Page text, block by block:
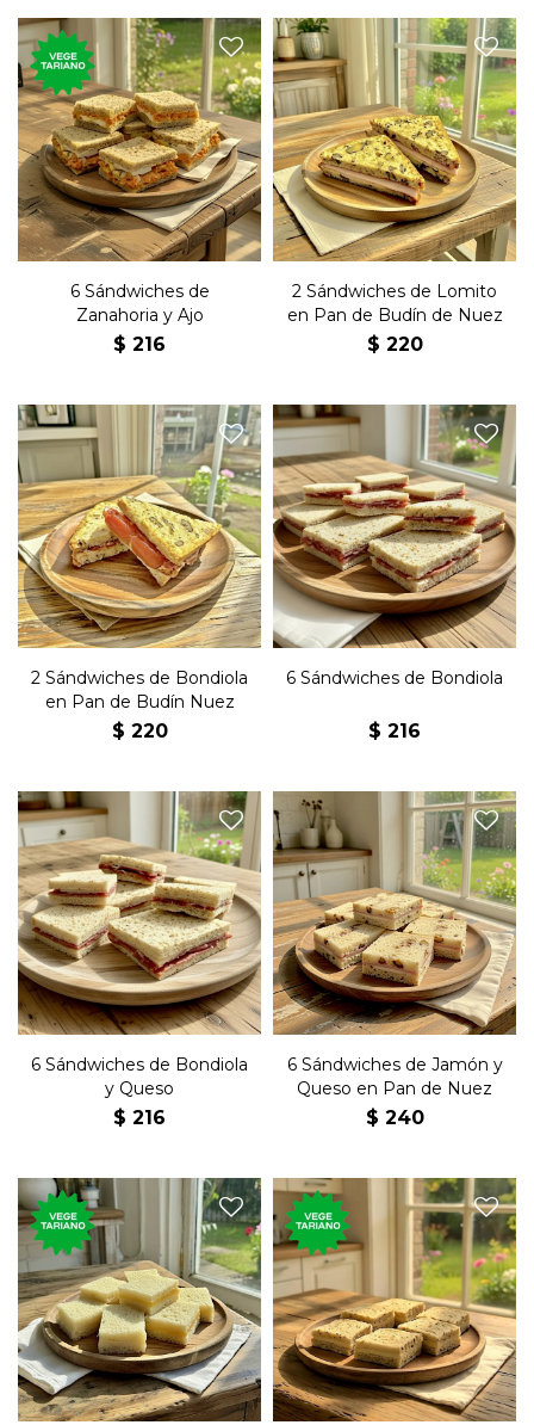
Seis sándwiches de copetín
con zanahoria, ajo, huevo y
mayonesa en pan negro
6 Sándwiches de
Zanahoria y Ajo
$ 216
Dos sándwiches con lomito
y manteca en pan de budín
de nuez.
2 Sándwiches de Lomito
en Pan de Budín de Nuez
$ 220
Dos sándwiches con
bondiola y manteca en pan
de budín de nuez.
2 Sándwiches de Bondiola
en Pan de Budín Nuez
$ 220
Seis sándwiches de copetín
con bondiola y manteca en
pan negro.
6 Sándwiches de Bondiola
$ 216
Seis sándwiches de copetín
con bondiola, queso y
manteca en pan negro.
6 Sándwiches de Bondiola
y Queso
$ 216
Seis sándwiches de copetín
con jamón, queso y
manteca en pan de nuez.
6 Sándwiches de Jamón y
Queso en Pan de Nuez
$ 240
Seis sándwiches de copetín
con queso y manteca en
pan blanco.
Seis sándwiches de copetín
con queso y manteca en
pan negro